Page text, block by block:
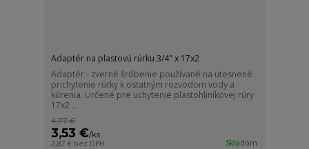
Adaptér na plastovú rúrku 3/4" x 17x2
Adaptér - zverné šróbenie používané na utesnené
prichytenie rúrky k ostatným rozvodom vody a
kúrenia. Určené pre uchytenie plastohliníkovej rúry
17x2 ...
4,77 €
3,53 €/ks
2,87 € bez DPH Skladom